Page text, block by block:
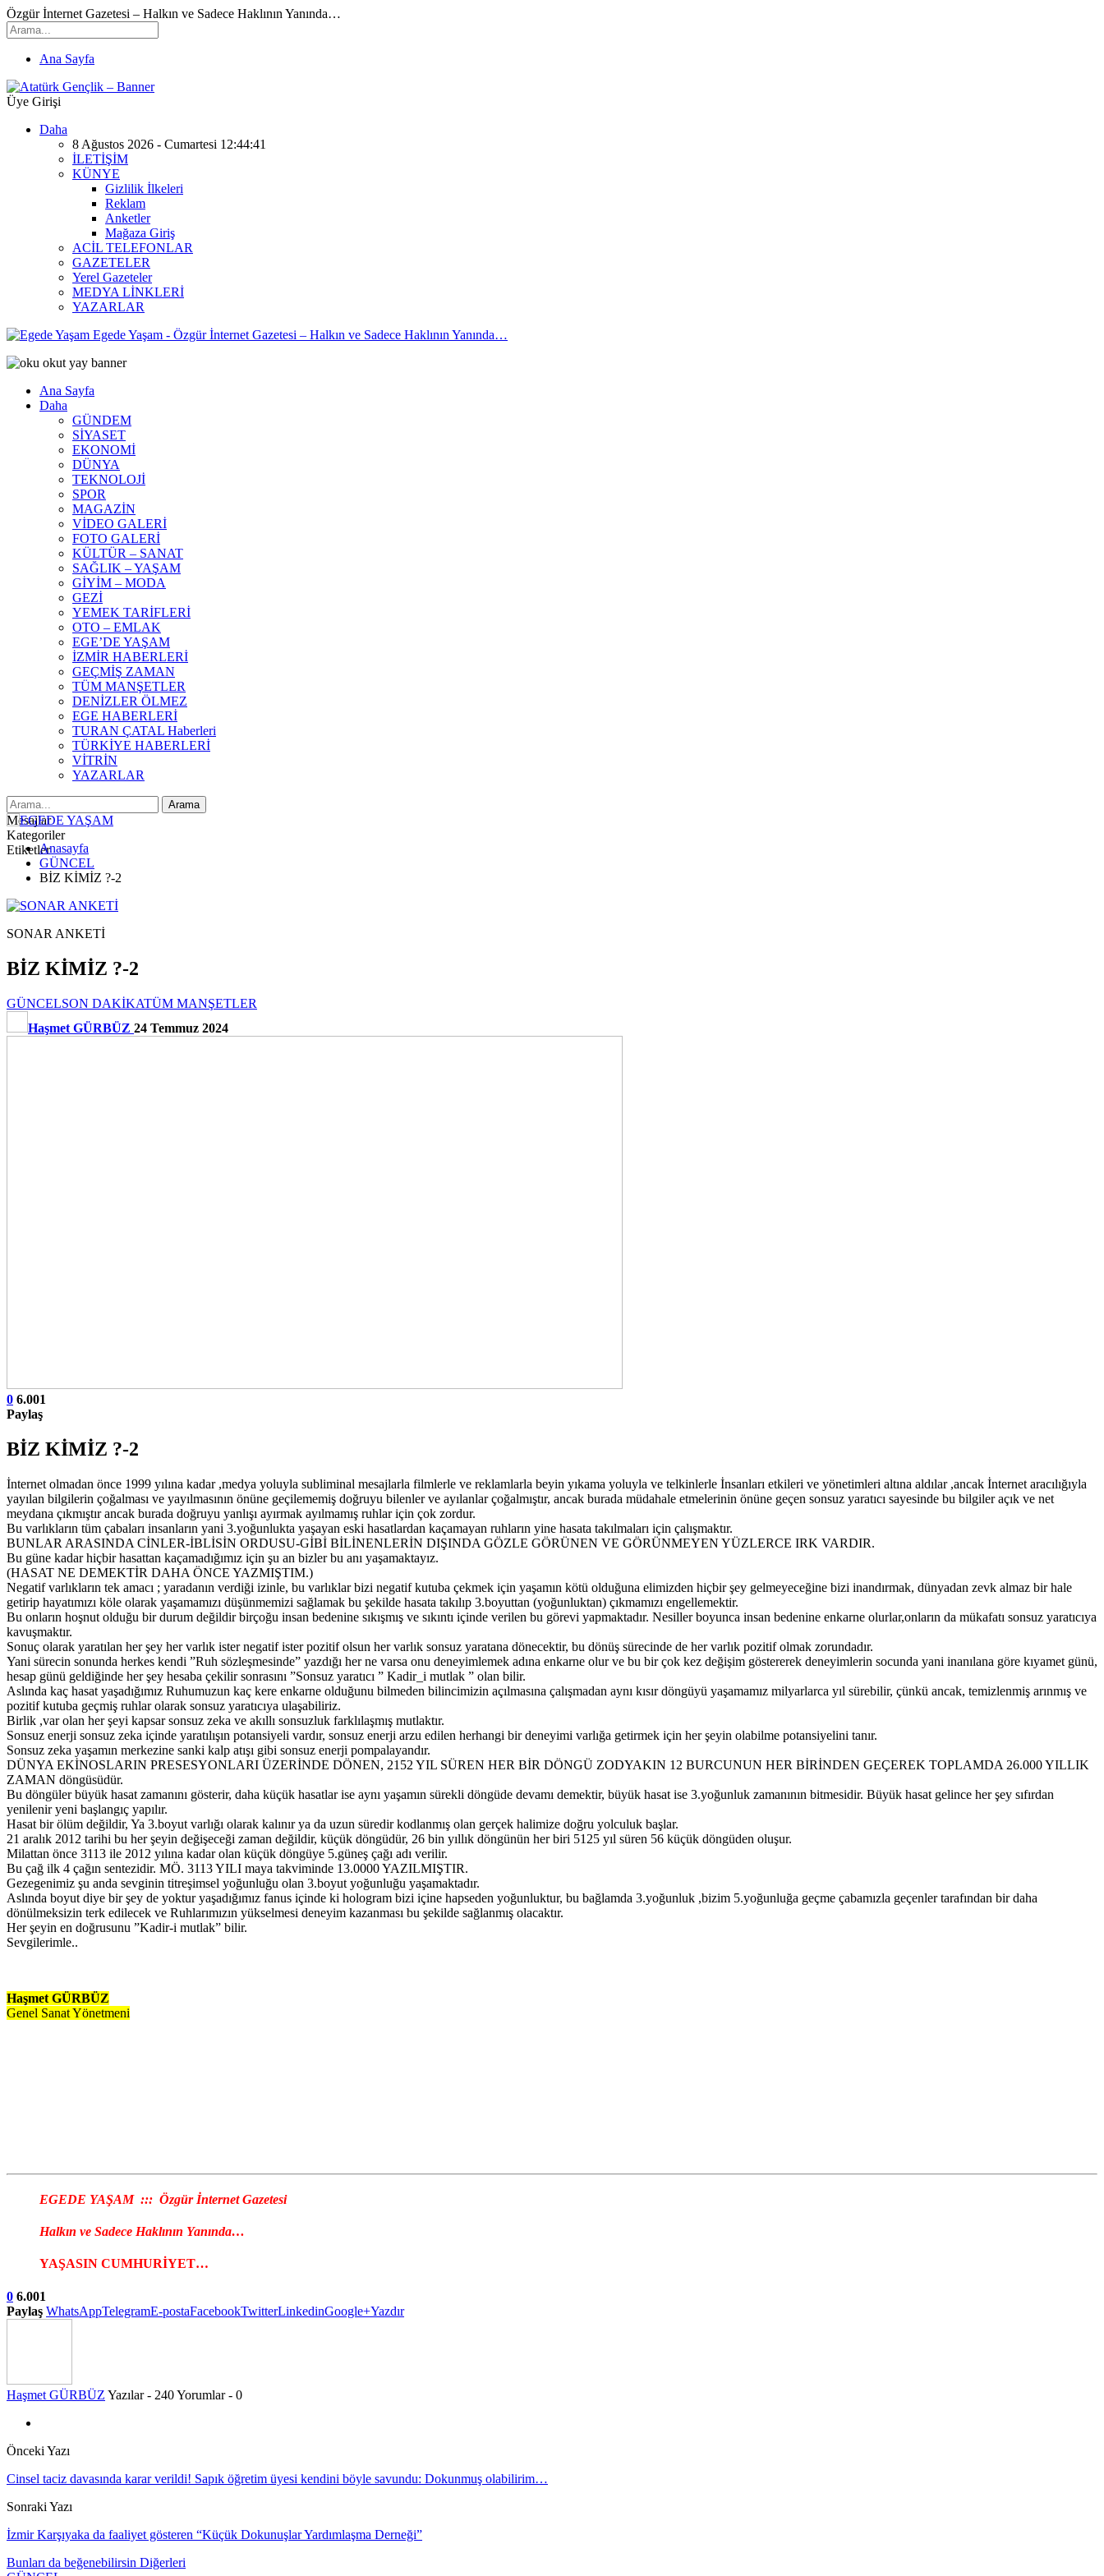
Özgür İnternet Gazetesi – Halkın ve Sadece Haklının Yanında…
Ana Sayfa
Üye Girişi
Daha
8 Ağustos 2026 - Cumartesi 12:44:41
İLETİŞİM
KÜNYE
Gizlilik İlkeleri
Reklam
Anketler
Mağaza Giriş
ACİL TELEFONLAR
GAZETELER
Yerel Gazeteler
MEDYA LİNKLERİ
YAZARLAR
Egede Yaşam - Özgür İnternet Gazetesi – Halkın ve Sadece Haklının Yanında…
Ana Sayfa
Daha
GÜNDEM
SİYASET
EKONOMİ
DÜNYA
TEKNOLOJİ
SPOR
MAGAZİN
VİDEO GALERİ
FOTO GALERİ
KÜLTÜR – SANAT
SAĞLIK – YAŞAM
GİYİM – MODA
GEZİ
YEMEK TARİFLERİ
OTO – EMLAK
EGE’DE YAŞAM
İZMİR HABERLERİ
GEÇMİŞ ZAMAN
TÜM MANŞETLER
DENİZLER ÖLMEZ
EGE HABERLERİ
TURAN ÇATAL Haberleri
TÜRKİYE HABERLERİ
VİTRİN
YAZARLAR
Mesajlar
Kategoriler
EtiketlerAnasayfa
GÜNCEL
BİZ KİMİZ ?-2
SONAR ANKETİ
BİZ KİMİZ ?-2
GÜNCELSON DAKİKATÜM MANŞETLER
Haşmet GÜRBÜZ 24 Temmuz 2024
0 6.001
Paylaş
BİZ KİMİZ ?-2
İnternet olmadan önce 1999 yılına kadar ,medya yoluyla subliminal mesajlarla filmlerle ve reklamlarla beyin yıkama yoluyla ve telkinlerle İnsanları etkileri ve yönetimleri altına aldılar ,ancak İnternet aracılığıyla
yayılan bilgilerin çoğalması ve yayılmasının önüne geçilememiş doğruyu bilenler ve ayılanlar çoğalmıştır, ancak burada müdahale etmelerinin önüne geçen sonsuz yaratıcı sayesinde bu bilgiler açık ve net
meydana çıkmıştır ancak burada doğruyu yanlışı ayırmak ayılmamış ruhlar için çok zordur.
Bu varlıkların tüm çabaları insanların yani 3.yoğunlukta yaşayan eski hasatlardan kaçamayan ruhların yine hasata takılmaları için çalışmaktır.
BUNLAR ARASINDA CİNLER-İBLİSİN ORDUSU-GİBİ BİLİNENLERİN DIŞINDA GÖZLE GÖRÜNEN VE GÖRÜNMEYEN YÜZLERCE IRK VARDIR.
Bu güne kadar hiçbir hasattan kaçamadığımız için şu an bizler bu anı yaşamaktayız.
(HASAT NE DEMEKTİR DAHA ÖNCE YAZMIŞTIM.)
Negatif varlıkların tek amacı ; yaradanın verdiği izinle, bu varlıklar bizi negatif kutuba çekmek için yaşamın kötü olduğuna elimizden hiçbir şey gelmeyeceğine bizi inandırmak, dünyadan zevk almaz bir hale
getirip hayatımızı köle olarak yaşamamızı düşünmemizi sağlamak bu şekilde hasata takılıp 3.boyuttan (yoğunluktan) çıkmamızı engellemektir.
Bu onların hoşnut olduğu bir durum değildir birçoğu insan bedenine sıkışmış ve sıkıntı içinde verilen bu görevi yapmaktadır. Nesiller boyunca insan bedenine enkarne olurlar,onların da mükafatı sonsuz yaratıcıya
kavuşmaktır.
Sonuç olarak yaratılan her şey her varlık ister negatif ister pozitif olsun her varlık sonsuz yaratana dönecektir, bu dönüş sürecinde de her varlık pozitif olmak zorundadır.
Yani sürecin sonunda herkes kendi ”Ruh sözleşmesinde” yazdığı her ne varsa onu deneyimlemek adına enkarne olur ve bu bir çok kez değişim göstererek deneyimlerin socunda yani inanılana göre kıyamet günü,
hesap günü geldiğinde her şey hesaba çekilir sonrasını ”Sonsuz yaratıcı ” Kadir_i mutlak ” olan bilir.
Aslında kaç hasat yaşadığımız Ruhumuzun kaç kere enkarne olduğunu bilmeden bilincimizin açılmasına çalışmadan aynı kısır döngüyü yaşamamız milyarlarca yıl sürebilir, çünkü ancak, temizlenmiş arınmış ve
pozitif kutuba geçmiş ruhlar olarak sonsuz yaratıcıya ulaşabiliriz.
Birlik ,var olan her şeyi kapsar sonsuz zeka ve akıllı sonsuzluk farklılaşmış mutlaktır.
Sonsuz enerji sonsuz zeka içinde yaratılışın potansiyeli vardır, sonsuz enerji arzu edilen herhangi bir deneyimi varlığa getirmek için her şeyin olabilme potansiyelini tanır.
Sonsuz zeka yaşamın merkezine sanki kalp atışı gibi sonsuz enerji pompalayandır.
DÜNYA EKİNOSLARIN PRESESYONLARI ÜZERİNDE DÖNEN, 2152 YIL SÜREN HER BİR DÖNGÜ ZODYAKIN 12 BURCUNUN HER BİRİNDEN GEÇEREK TOPLAMDA 26.000 YILLIK
ZAMAN döngüsüdür.
Bu döngüler büyük hasat zamanını gösterir, daha küçük hasatlar ise aynı yaşamın sürekli döngüde devamı demektir, büyük hasat ise 3.yoğunluk zamanının bitmesidir. Büyük hasat gelince her şey sıfırdan
yenilenir yeni başlangıç yapılır.
Hasat bir ölüm değildir, Ya 3.boyut varlığı olarak kalınır ya da uzun süredir kodlanmış olan gerçek halimize doğru yolculuk başlar.
21 aralık 2012 tarihi bu her şeyin değişeceği zaman değildir, küçük döngüdür, 26 bin yıllık döngünün her biri 5125 yıl süren 56 küçük döngüden oluşur.
Milattan önce 3113 ile 2012 yılına kadar olan küçük döngüye 5.güneş çağı adı verilir.
Bu çağ ilk 4 çağın sentezidir. MÖ. 3113 YILI maya takviminde 13.0000 YAZILMIŞTIR.
Gezegenimiz şu anda sevginin titreşimsel yoğunluğu olan 3.boyut yoğunluğu yaşamaktadır.
Aslında boyut diye bir şey de yoktur yaşadığımız fanus içinde ki hologram bizi içine hapseden yoğunluktur, bu bağlamda 3.yoğunluk ,bizim 5.yoğunluğa geçme çabamızla geçenler tarafından bir daha
dönülmeksizin terk edilecek ve Ruhlarımızın yükselmesi deneyim kazanması bu şekilde sağlanmış olacaktır.
Her şeyin en doğrusunu ”Kadir-i mutlak” bilir.
Sevgilerimle..
Haşmet GÜRBÜZ
Genel Sanat Yönetmeni
EGEDE YAŞAM ::: Özgür İnternet Gazetesi
Halkın ve Sadece Haklının Yanında…
YAŞASIN CUMHURİYET…
0 6.001
Paylaş WhatsAppTelegramE-postaFacebookTwitterLinkedinGoogle+Yazdır
Haşmet GÜRBÜZ Yazılar - 240Yorumlar - 0
Önceki Yazı
Cinsel taciz davasında karar verildi! Sapık öğretim üyesi kendini böyle savundu: Dokunmuş olabilirim…
Sonraki Yazı
İzmir Karşıyaka da faaliyet gösteren “Küçük Dokunuşlar Yardımlaşma Derneği”
Bunları da beğenebilirsin Diğerleri